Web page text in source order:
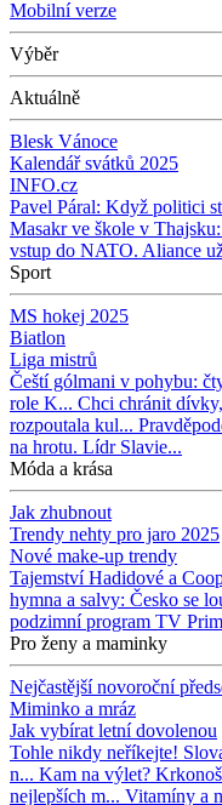
Mobilní verze
Výběr
Aktuálně
Blesk Vánoce
Kalendář svátků 2025
INFO.cz
Pavel Páral: Když politici
Masakr ve škole v
vstup do NATO. Aliance
Sport
MS hokej 2025
Biatlon
Liga mistrů
Čeští gólmani v pohybu:
role K... Chci chránit
rozpoutala kul...
na hrotu. Lídr Slavie...
Móda a krása
Jak zhubnout
Trendy nehty pro jaro 2025
Nové make-up trendy
Tajemství Hadidové a
hymna a salvy: Česko se
podzimní program TV
Pro ženy a maminky
Nejčastější novoroční
Miminko a mráz
Jak vybírat letní dovolenou
Tohle nikdy neříkejte!
n... Kam na výlet?
nejlepších m... Vitamíny a